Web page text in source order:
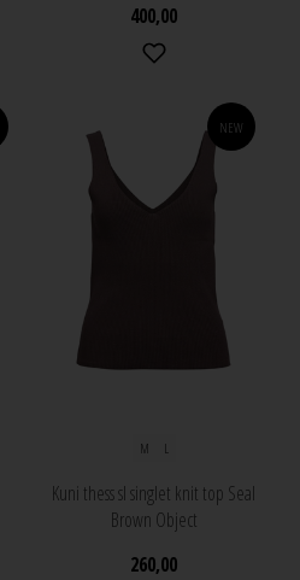
400,00
NEW
M L
Kuni thess sl singlet knit top Seal
Brown Object
260,00